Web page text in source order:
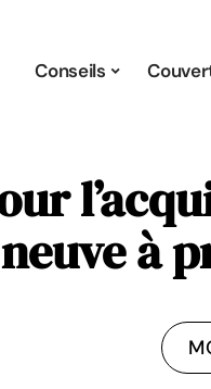
Conseils
neuve à